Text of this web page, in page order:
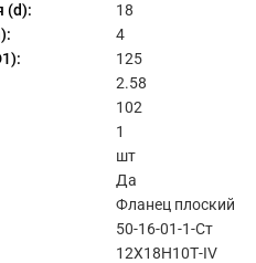
(d):
18
4
125
2.58
102
1
шт
Да
Фланец плоский
50-16-01-1-Ст
12Х18Н10Т-IV